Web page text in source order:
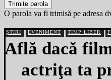
O parola va fi trimisă pe adresa
ȘTIRI EVENIMENT TIMP LIBER
Află dacă
actriţa ta